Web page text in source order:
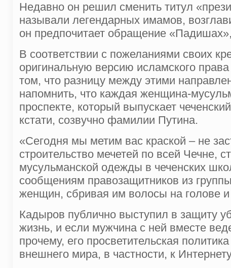
Недавно он решил сменить титул
называли легендарных имамов,
он предпочитает обращение
В соответствии с пожеланиями своих
оригинальную версию исламского
том, что разницу между этими
напомнить, что каждая женщина-
проспекте, который выпускает
кстати, созвучно фамилии Путина.
«Сегодня мы метим вас краской – не
строительство мечетей по всей Чечне,
мусульманской одежды в чеченских
сообщениям правозащитников из
женщин, сбривая им волосы на голове
Кадыров публично выступил в защиту
жизнь, и если мужчина с ней вместе
прочему, его просветительская
внешнего мира, в частности, к